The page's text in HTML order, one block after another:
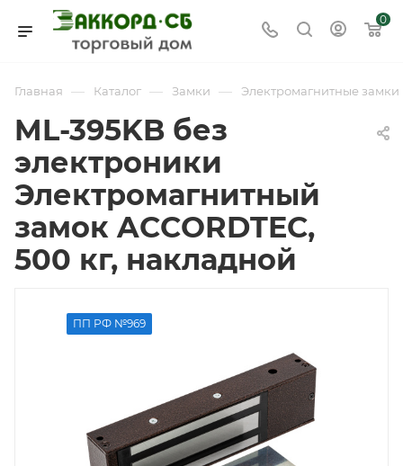
0
Главная — Каталог — Замки — Электромагнитные замки
ML-395KB без
электроники
Электромагнитный
замок ACCORDTEC,
500 кг, накладной
ПП РФ №969